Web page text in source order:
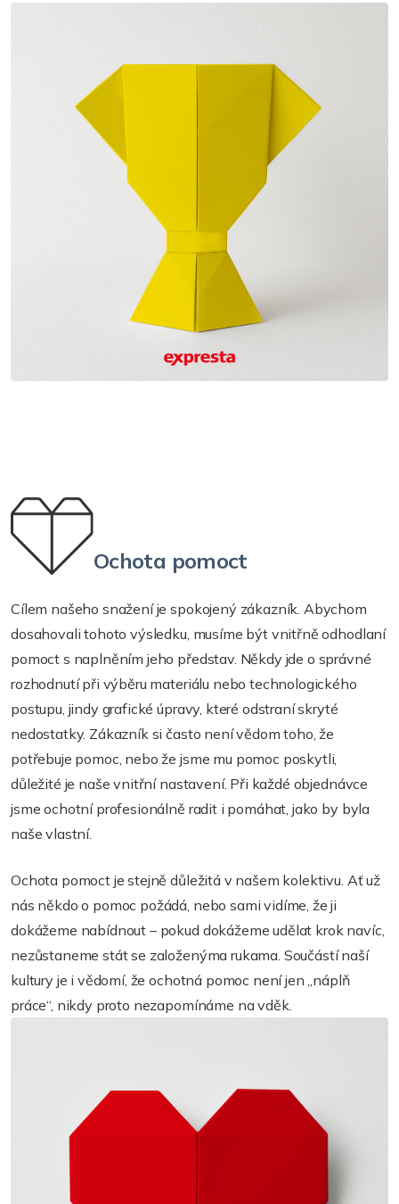
Ochota pomoct
Cílem našeho snažení je spokojený zákazník. Abychom
dosahovali tohoto výsledku, musíme být vnitřně odhodlaní
pomoct s naplněním jeho představ. Někdy jde o správné
rozhodnutí při výběru materiálu nebo technologického
postupu, jindy grafické úpravy, které odstraní skryté
nedostatky. Zákazník si často není vědom toho, že
potřebuje pomoc, nebo že jsme mu pomoc poskytli,
důležité je naše vnitřní nastavení. Při každé objednávce
jsme ochotní profesionálně radit i pomáhat, jako by byla
naše vlastní.
Ochota pomoct je stejně důležitá v našem kolektivu. Ať už
nás někdo o pomoc požádá, nebo sami vidíme, že ji
dokážeme nabídnout – pokud dokážeme udělat krok navíc,
nezůstaneme stát se založenýma rukama. Součástí naší
kultury je i vědomí, že ochotná pomoc není jen „náplň
práce“, nikdy proto nezapomínáme na vděk.